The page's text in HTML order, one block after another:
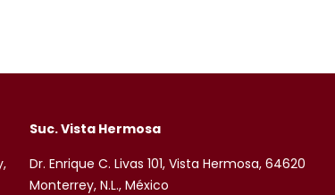
Suc. Vista Hermosa
Dr. Enrique C. Livas 101, Vista Hermosa, 64620
Monterrey, N.L., México